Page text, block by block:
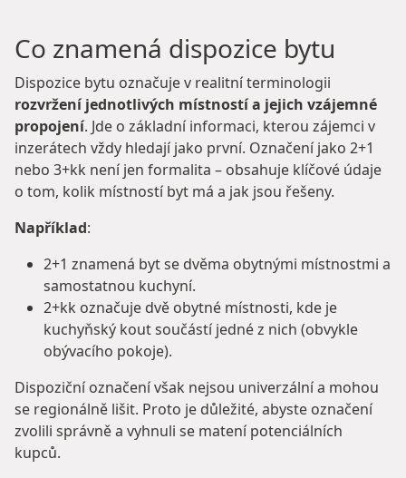
Co znamená dispozice bytu
Dispozice bytu označuje v realitní terminologii
rozvržení jednotlivých místností a jejich vzájemné
propojení. Jde o základní informaci, kterou zájemci v
inzerátech vždy hledají jako první. Označení jako 2+1
nebo 3+kk není jen formalita – obsahuje klíčové údaje
o tom, kolik místností byt má a jak jsou řešeny.
Například:
2+1 znamená byt se dvěma obytnými místnostmi a
samostatnou kuchyní.
2+kk označuje dvě obytné místnosti, kde je
kuchyňský kout součástí jedné z nich (obvykle
obývacího pokoje).
Dispoziční označení však nejsou univerzální a mohou
se regionálně lišit. Proto je důležité, abyste označení
zvolili správně a vyhnuli se matení potenciálních
kupců.